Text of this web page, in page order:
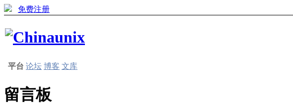
免费注册
平台 论坛 博客 文库
留言板